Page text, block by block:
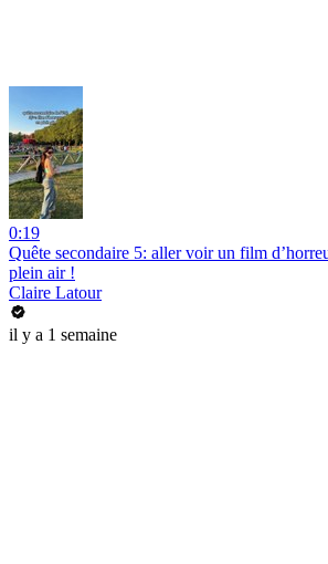
0:19
Quête secondaire 5: aller voir un film
plein air !
Claire Latour
il y a 1 semaine